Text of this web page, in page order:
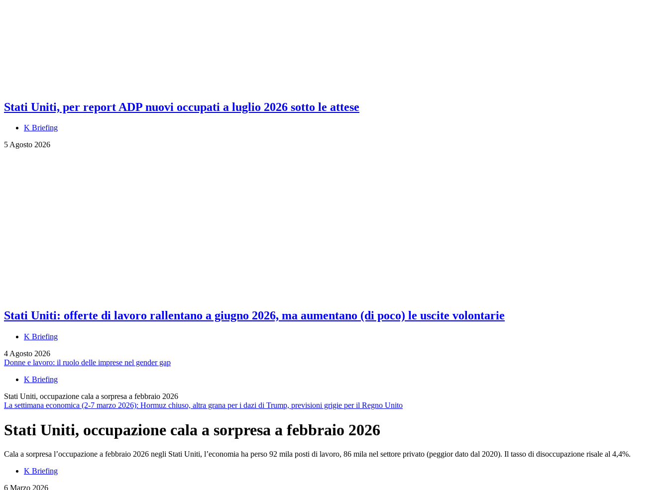
Stati Uniti, per report ADP nuovi occupati a luglio 2026 sotto le attese
K Briefing
5 Agosto 2026
Stati Uniti: offerte di lavoro rallentano a giugno 2026, ma aumentano (di poco) le uscite volontarie
K Briefing
4 Agosto 2026
Donne e lavoro: il ruolo delle imprese nel gender gap
K Briefing
Stati Uniti, occupazione cala a sorpresa a febbraio 2026
La settimana economica (2-7 marzo 2026): Hormuz chiuso, altra grana per i dazi di Trump, previsioni grigie per il Regno Unito
Stati Uniti, occupazione cala a sorpresa a febbraio 2026
Cala a sorpresa l’occupazione a febbraio 2026 negli Stati Uniti, l’economia ha perso 92 mila posti di lavoro, 86 mila nel settore privato (peggior dato dal 2020). Il tasso di disoccupazione risale al 4,4%.
K Briefing
6 Marzo 2026